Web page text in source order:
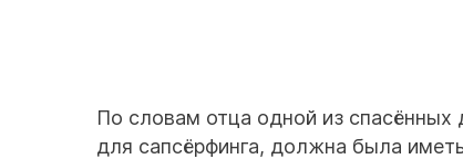
По словам отца одной из спасённых
для сапсёрфинга, должна была